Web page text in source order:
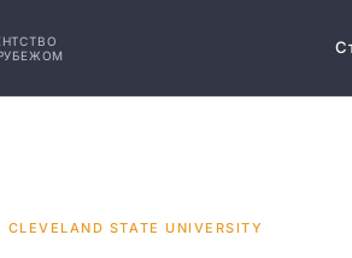
CLEVELAND STATE UNIVERSITY